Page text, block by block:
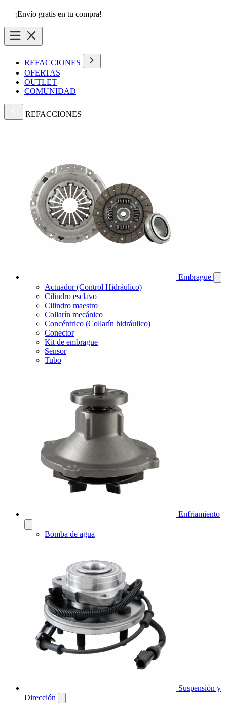
¡Envío gratis en tu compra!
REFACCIONES
OFERTAS
OUTLET
COMUNIDAD
REFACCIONES
Embrague
Actuador (Control Hidráulico)
Cilindro esclavo
Cilindro maestro
Collarín mecánico
Concéntrico (Collarín hidráulico)
Conector
Kit de embrague
Sensor
Tubo
Enfriamiento
Bomba de agua
Suspensión y
Dirección